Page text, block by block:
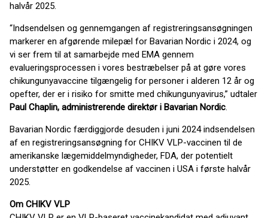
halvår 2025.
“Indsendelsen og gennemgangen af registreringsansøgningen
markerer en afgørende milepæl for Bavarian Nordic i 2024, og
vi ser frem til at samarbejde med EMA gennem
evalueringsprocessen i vores bestræbelser på at gøre vores
chikungunyavaccine tilgængelig for personer i alderen 12 år og
opefter, der er i risiko for smitte med chikungunyavirus,” udtaler
Paul Chaplin, administrerende direktør i Bavarian Nordic.
Bavarian Nordic færdiggjorde desuden i juni 2024 indsendelsen
af en registreringsansøgning for CHIKV VLP-vaccinen til de
amerikanske lægemiddelmyndigheder, FDA, der potentielt
understøtter en godkendelse af vaccinen i USA i første halvår
2025.
Om CHIKV VLP